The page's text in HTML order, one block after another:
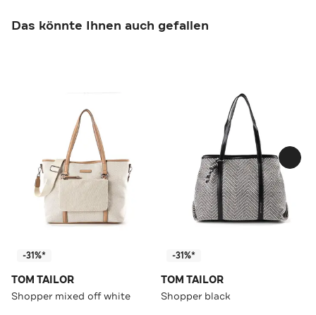
Das könnte Ihnen auch gefallen
-31%*
TOM TAILOR
Shopper mixed off white
-31%*
TOM TAILOR
Shopper black